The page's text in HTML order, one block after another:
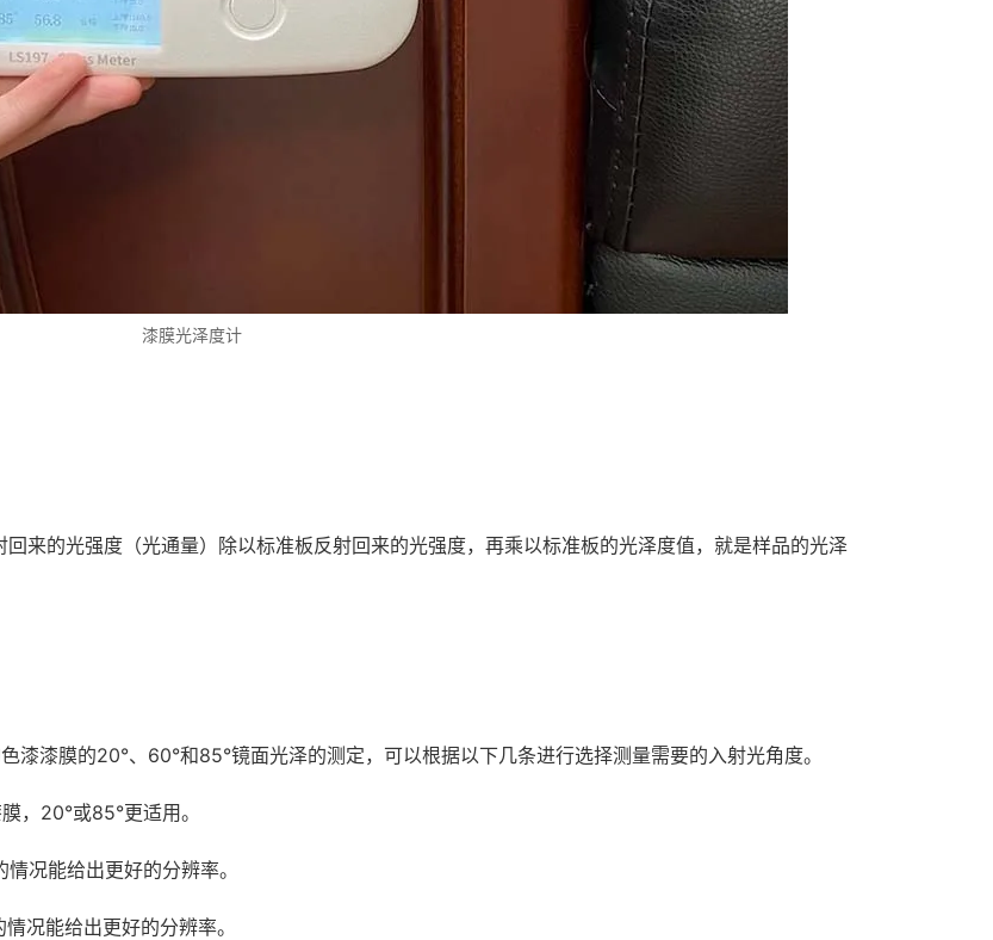
漆膜光泽度计
来的光强度（光通量）除以标准板反射回来的光强度，再乘以标准板的光泽度值，就是样品的光泽
漆漆膜的20°、60°和85°镜面光泽的测定，可以根据以下几条进行选择测量需要的入射光角度。
，20°或85°更适用。
况能给出更好的分辨率。
况能给出更好的分辨率。